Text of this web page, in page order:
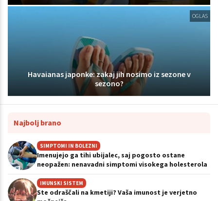
OGLAS
Havaianas japonke: zakaj jih nosimo iz sezone v
sezono?
Najbolj brano
SIMPTOMI IN BOLEZNI
Imenujejo ga tihi ubijalec, saj pogosto ostane
neopažen: nenavadni simptomi visokega holesterola
IMUNSKI SISTEM
Ste odraščali na kmetiji? Vaša imunost je verjetno